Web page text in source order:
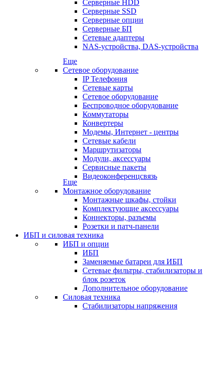
Серверные HDD
Серверные SSD
Серверные опции
Серверные БП
Сетевые адаптеры
NAS-устройства, DAS-устройства
Еще
Сетевое оборудование
IP Телефония
Сетевые карты
Сетевое оборудование
Беспроводное оборудование
Коммутаторы
Конвертеры
Модемы, Интернет - центры
Сетевые кабели
Маршрутизаторы
Модули, аксессуары
Сервисные пакеты
Видеоконференцсвязь
Еще
Монтажное оборудование
Монтажные шкафы, стойки
Комплектующие аксессуары
Коннекторы, разъемы
Розетки и патч-панели
ИБП и силовая техника
ИБП и опции
ИБП
Заменяемые батареи для ИБП
Сетевые фильтры, стабилизаторы и
блок розеток
Дополнительное оборудование
Силовая техника
Стабилизаторы напряжения